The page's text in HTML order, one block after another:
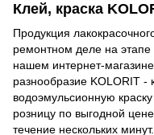
Клей, краска
Продукция
ремонтном деле на
нашем интернет-
разнообразие KOLORIT -
водоэмульсионную
розницу по выгодной
течение нескольких минут.